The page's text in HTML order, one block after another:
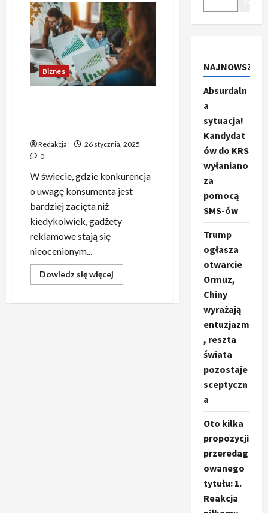
Biznes
Redakcja
26 stycznia, 2025
0
W świecie, gdzie konkurencja
o uwagę konsumenta jest
bardziej zacięta niż
kiedykolwiek, gadżety
reklamowe stają się
nieocenionym...
Dowiedz się więcej
się
Jak
NAJNOWSZE
Absurdaln
a
sytuacja!
Kandydat
ów do KRS
wyłaniano
za
pomocą
SMS-ów
Trump
ogłasza
otwarcie
Ormuz,
Chiny
wyrażają
entuzjazm
, reszta
świata
pozostaje
sceptyczn
a
Oto kilka
propozycji
przeredag
owanego
tytułu: 1.
Reakcja